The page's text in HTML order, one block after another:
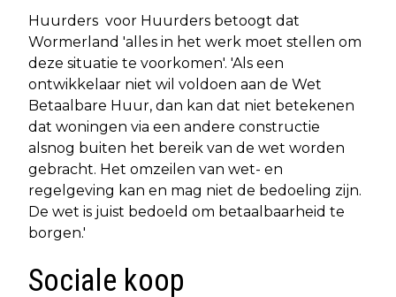
Huurders voor Huurders betoogt dat
Wormerland 'alles in het werk moet stellen om
deze situatie te voorkomen'. 'Als een
ontwikkelaar niet wil voldoen aan de Wet
Betaalbare Huur, dan kan dat niet betekenen
dat woningen via een andere constructie
alsnog buiten het bereik van de wet worden
gebracht. Het omzeilen van wet- en
regelgeving kan en mag niet de bedoeling zijn.
De wet is juist bedoeld om betaalbaarheid te
borgen.'
Sociale koop